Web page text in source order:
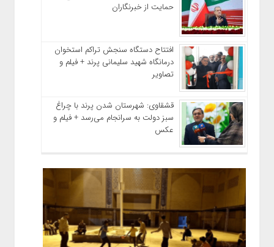
حمایت از خبرنگاران
افتتاح دستگاه سنجش تراکم استخوان
درمانگاه شهید سلیمانی پرند + فیلم و
تصاویر
قشقاوی: شهرستان شدن پرند با چراغ
سبز دولت به سرانجام می‌رسد + فیلم و
عکس